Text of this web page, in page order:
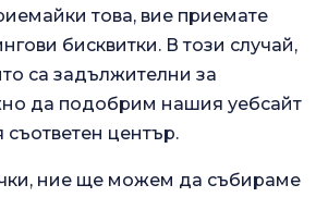
това, вие приемате
бисквитки. В този случай,
са задължителни за
да подобрим нашия уебсайт
център.
ние ще можем да събираме